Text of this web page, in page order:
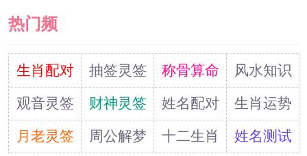
容易吸引到他人的关注与好感，对于财
运的提升也会有很大的帮助。不过需要
注意的是，黄水晶在佩戴的过程中是有
一些禁忌的，最重要的就是不能随意转
赠他人，如果将自己佩戴过的黄水晶送
热门频
道生肖配对 抽签灵签 称骨算命
风水知识
观音灵签
财神灵签 姓名配对
生肖运势
月老灵签
周公解梦 十二生肖 姓名测试